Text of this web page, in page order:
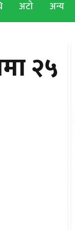
अटो अन्य
२५